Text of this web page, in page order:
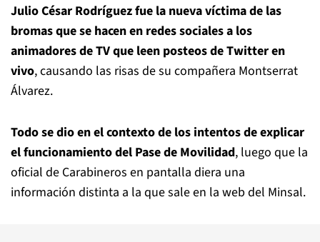
Julio César Rodríguez fue la nueva víctima de las
bromas que se hacen en redes sociales a los
animadores de TV que leen posteos de Twitter en
vivo, causando las risas de su compañera Montserrat
Álvarez.
Todo se dio en el contexto de los intentos de explicar
el funcionamiento del Pase de Movilidad, luego que la
oficial de Carabineros en pantalla diera una
información distinta a la que sale en la web del Minsal.